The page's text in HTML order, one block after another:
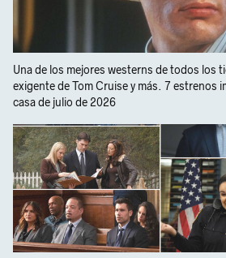
Una de los mejores westerns de todos los
exigente de Tom Cruise y más. 7 estrenos
casa de julio de 2026